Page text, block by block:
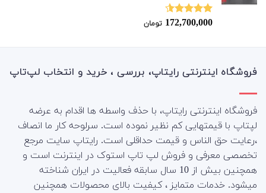
نمره4.50
172,700,000 تومان
فروشگاه اینترنتی رایتاپ، بررسی ، خرید و انتخاب لپ‌تاپ
فروشگاه اینترنتی رایتاپ، با حذف واسطه ها اقدام به عرضه
لپتاپ با قیمتهایی کم نظیر نموده است. سرلوحه کار ما انصاف
،رعایت حق الناس و قیمت حداقلی است. رایتاپ سایت مرجع
تخصصی معرفی و فروش لپ تاپ استوک در اینترنت است و
همچنین بیش از 10 سال سابقه فعالیت در ایران شناخته
میشود. خدمات متمایز ، کیفیت بالای محصولات همچنین